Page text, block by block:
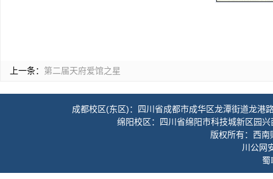
上一条： 第二届天府爱馆之星
成都校区(东区)：四川省成都市成华区龙潭街道龙港
绵阳校区：四川省绵阳市科技城新区园
版权所有：西南
川公网
蜀